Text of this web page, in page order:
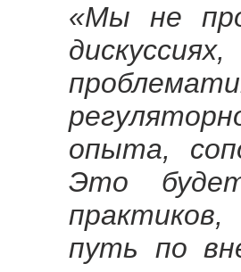
«Мы не
опыта,
Это
путь по